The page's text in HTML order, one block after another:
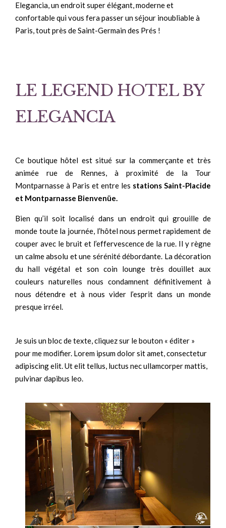
Elegancia, un endroit super élégant, moderne et
confortable qui vous fera passer un séjour inoubliable à
Paris, tout près de Saint-Germain des Prés !
LE LEGEND HOTEL BY
ELEGANCIA
Ce boutique hôtel est situé sur la commerçante et très
animée rue de Rennes, à proximité de la Tour
Montparnasse à Paris et entre les stations Saint-Placide
et Montparnasse Bienvenüe.
Bien qu’il soit localisé dans un endroit qui grouille de
monde toute la journée, l’hôtel nous permet rapidement de
couper avec le bruit et l’effervescence de la rue. Il y règne
un calme absolu et une sérénité débordante. La décoration
du hall végétal et son coin lounge très douillet aux
couleurs naturelles nous condamnent définitivement à
nous détendre et à nous vider l’esprit dans un monde
presque irréel.
Je suis un bloc de texte, cliquez sur le bouton « éditer »
pour me modifier. Lorem ipsum dolor sit amet, consectetur
adipiscing elit. Ut elit tellus, luctus nec ullamcorper mattis,
pulvinar dapibus leo.